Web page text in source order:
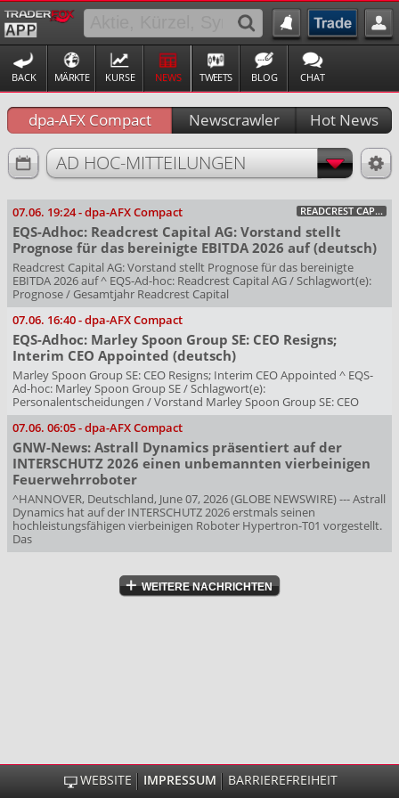
BACK MÄRKTE KURSE NEWS TWEETS BLOG CHAT
dpa-AFX Compact Newscrawler Hot News
AD HOC-MITTEILUNGEN
07.06. 19:24-dpa-AFX Compact READCREST CAPITAL AG O.N.
EQS-Adhoc: Readcrest Capital AG: Vorstand stellt
Prognose für das bereinigte EBITDA 2026 auf (deutsch)
Readcrest Capital AG: Vorstand stellt Prognose für das bereinigte
EBITDA 2026 auf ^ EQS-Ad-hoc: Readcrest Capital AG / Schlagwort(e):
Prognose / Gesamtjahr Readcrest Capital
07.06. 16:40-dpa-AFX Compact
EQS-Adhoc: Marley Spoon Group SE: CEO Resigns;
Interim CEO Appointed (deutsch)
Marley Spoon Group SE: CEO Resigns; Interim CEO Appointed ^ EQS-
Ad-hoc: Marley Spoon Group SE / Schlagwort(e):
Personalentscheidungen / Vorstand Marley Spoon Group SE: CEO
07.06. 06:05-dpa-AFX Compact
GNW-News: Astrall Dynamics präsentiert auf der
INTERSCHUTZ 2026 einen unbemannten vierbeinigen
Feuerwehrroboter
^HANNOVER, Deutschland, June 07, 2026 (GLOBE NEWSWIRE) --- Astrall
Dynamics hat auf der INTERSCHUTZ 2026 erstmals seinen
hochleistungsfähigen vierbeinigen Roboter Hypertron-T01 vorgestellt.
Das
WEITERE NACHRICHTEN
WEBSITE IMPRESSUM BARRIEREFREIHEIT